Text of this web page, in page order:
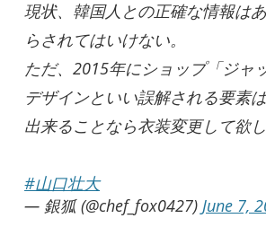
現状、韓国人との正確な情報は
らされてはいけない。
ただ、2015年にショップ「ジャ
デザインといい誤解される要素は
出来ることなら衣装変更して欲し
#山口壮大
— 銀狐 (@chef_fox0427)June 7,